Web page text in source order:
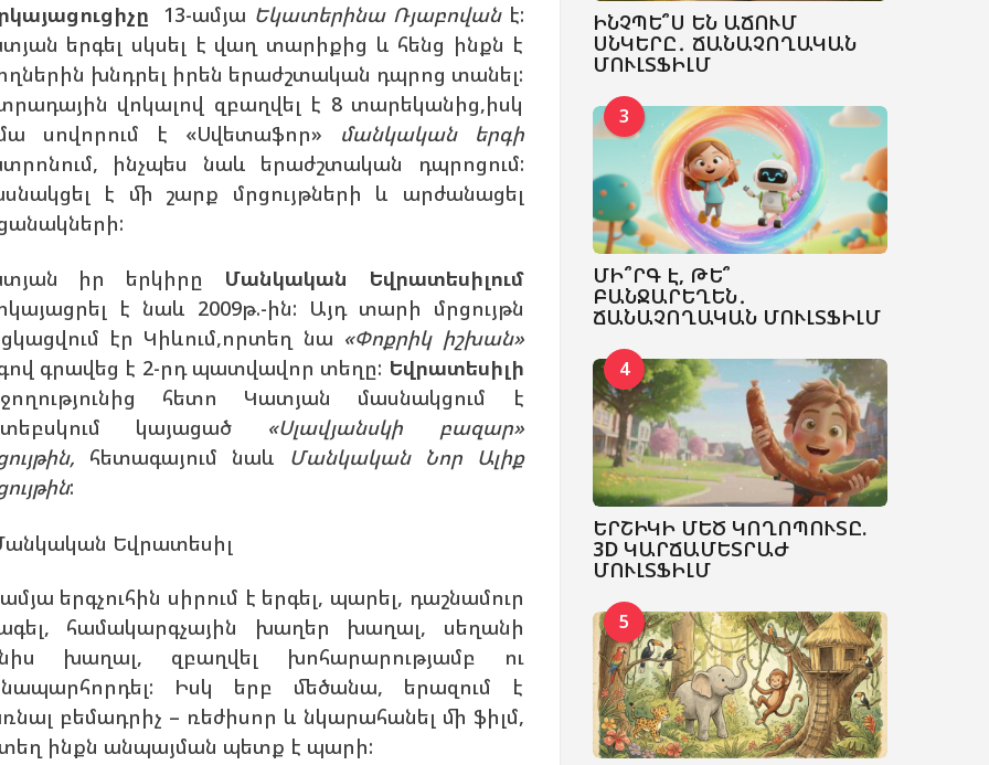
13-ամյա Եկատերինա Ռյաբովանէ:
երգել սկսել է վաղ տարիքից և հենց ինքն է
խնդրել իրեն երաժշտական դպրոց տանել:
վոկալով զբաղվել է 8 տարեկանից,իսկ
սովորում է «Սվետաֆոր»
մանկական երգի
ինչպես նաև երաժշտական դպրոցում:
է մի շարք մրցույթների և արժանացել
իր երկիրը Մանկական Եվրատեսիլում
է նաև 2009թ.-ին: Այդ տարի մրցույթն
էր Կիևում,որտեղ նա «Փոքրիկ իշխան»
գրավեց է 2-րդ պատվավոր տեղը: Եվրատեսիլի
հետո Կատյան մասնակցում է
կայացած «Սլավյանսկի բազար»
հետագայում նաև
Մանկական Նոր Ալիք
:
երգչուհին սիրում է երգել, պարել, դաշնամուր
համակարգչային խաղեր խաղալ, սեղանի
խաղալ, զբաղվել խոհարարությամբ ու
Իսկ երբ մեծանա, երազում է
բեմադրիչ – ռեժիսոր և նկարահանել մի ֆիլմ,
ինքն անպայման պետք է պարի:
ԻՆՉՊԵ՞Ս ԵՆ ԱՃՈՒՄ
ՍՆԿԵՐԸ․ ՃԱՆԱՉՈՂԱԿԱՆ
ՄՈՒԼՏՖԻԼՄ
3
ՄԻ՞ՐԳ Է, ԹԵ՞
ԲԱՆՋԱՐԵՂԵՆ․
ՃԱՆԱՉՈՂԱԿԱՆ ՄՈՒԼՏՖԻԼՄ
4
ԵՐՇԻԿԻ ՄԵԾ ԿՈՂՈՊՈՒՏԸ.
3D ԿԱՐՃԱՄԵՏՐԱԺ
ՄՈՒԼՏՖԻԼՄ
5